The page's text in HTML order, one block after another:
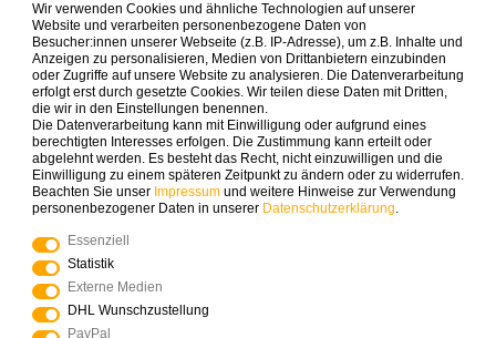
Zahlungsarten die wir anbieten
Mehr Spielinspiration gefällig?
© Copyright 2025 Logoplay-Holzspiele Alle Rechte
vorbehalten
Wir verwenden Cookies und ähnliche Technologien auf unserer
Website und verarbeiten personenbezogene Daten von
Besucher:innen unserer Webseite (z.B. IP-Adresse), um z.B. Inhalte und
Anzeigen zu personalisieren, Medien von Drittanbietern einzubinden
oder Zugriffe auf unsere Website zu analysieren. Die Datenverarbeitung
erfolgt erst durch gesetzte Cookies. Wir teilen diese Daten mit Dritten,
die wir in den Einstellungen benennen.
Die Datenverarbeitung kann mit Einwilligung oder aufgrund eines
berechtigten Interesses erfolgen. Die Zustimmung kann erteilt oder
abgelehnt werden. Es besteht das Recht, nicht einzuwilligen und die
Einwilligung zu einem späteren Zeitpunkt zu ändern oder zu widerrufen.
Beachten Sie unser Impressum und weitere Hinweise zur Verwendung
personenbezogener Daten in unserer Daten­schutz­erklärung.
Essenziell
Statistik
Externe Medien
DHL Wunschzustellung
PayPal